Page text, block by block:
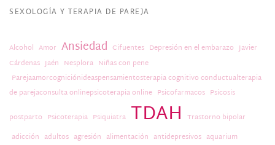
SEXOLOGÍA Y TERAPIA DE PAREJA
Alcohol Amor Ansiedad Cifuentes Depresión en el embarazo Javier
Cárdenas Jaén Nesplora Niñas con pene
Parejaamorcogniciónideaspensamientosterapia cognitivo conductualterapia
de parejaconsulta onlinepsicoterapia online Psicofarmacos Psicosis
postparto Psicoterapia Psiquiatra TDAH Trastorno bipolar
adicción adultos agresión alimentación antidepresivos aquarium